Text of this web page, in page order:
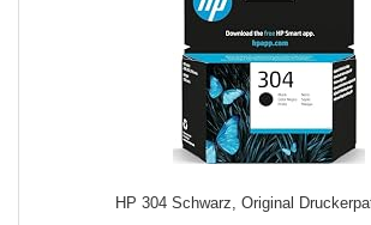
HP 304 Schwarz, Original